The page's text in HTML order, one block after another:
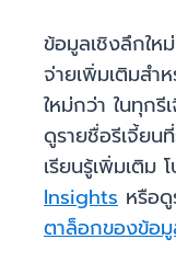
ข้อมูลเชิงลึกให
จ่ายเพิ่มเติมสำ
ใหม่กว่า ในทุก
ดูรายชื่อรีเจี้ยน
เรียนรู้เพิ่มเติม
Insights หรือ
ตาล็อกของข้อ